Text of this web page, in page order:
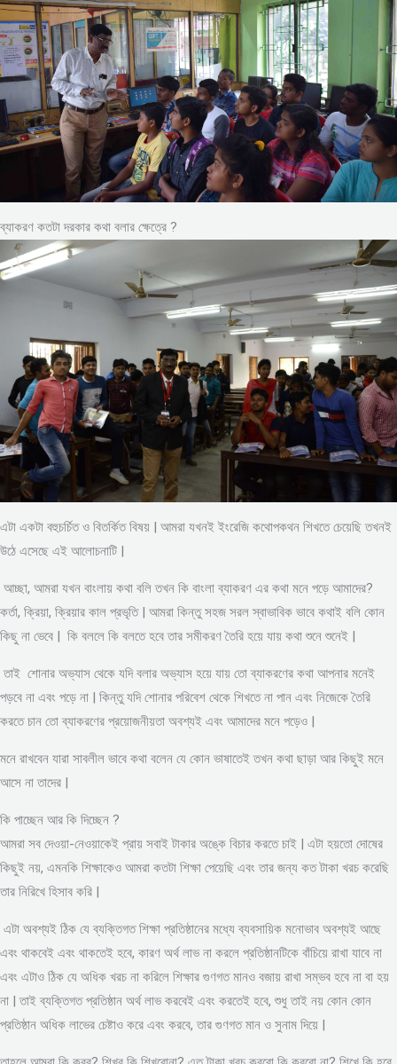
ব্যাকরণ কতটা দরকার কথা বলার ক্ষেত্রে ?
এটা একটা বহুচর্চিত ও বিতর্কিত বিষয় | আমরা যখনই ইংরেজি কথোপকথন শিখতে চেয়েছি তখনই
উঠে এসেছে এই আলোচনাটি |
আচ্ছা, আমরা যখন বাংলায় কথা বলি তখন কি বাংলা ব্যাকরণ এর কথা মনে পড়ে আমাদের?
কর্তা, ক্রিয়া, ক্রিয়ার কাল প্রভৃতি | আমরা কিন্তু সহজ সরল স্বাভাবিক ভাবে কথাই বলি কোন
কিছু না ভেবে | কি বললে কি বলতে হবে তার সমীকরণ তৈরি হয়ে যায় কথা শুনে শুনেই |
তাই শোনার অভ্যাস থেকে যদি বলার অভ্যাস হয়ে যায় তো ব্যাকরণের কথা আপনার মনেই
পড়বে না এবং পড়ে না | কিন্তু যদি শোনার পরিবেশ থেকে শিখতে না পান এবং নিজেকে তৈরি
করতে চান তো ব্যাকরণের প্রয়োজনীয়তা অবশ্যই এবং আমাদের মনে পড়েও |
মনে রাখবেন যারা সাবলীল ভাবে কথা বলেন যে কোন ভাষাতেই তখন কথা ছাড়া আর কিছুই মনে
আসে না তাদের |
কি পাচ্ছেন আর কি দিচ্ছেন ?
আমরা সব দেওয়া-নেওয়াকেই প্রায় সবাই টাকার অঙ্কে বিচার করতে চাই | এটা হয়তো দোষের
কিছুই নয়, এমনকি শিক্ষাকেও আমরা কতটা শিক্ষা পেয়েছি এবং তার জন্য কত টাকা খরচ করেছি
তার নিরিখে হিসাব করি |
এটা অবশ্যই ঠিক যে ব্যক্তিগত শিক্ষা প্রতিষ্ঠানের মধ্যে ব্যবসায়িক মনোভাব অবশ্যই আছে
এবং থাকবেই এবং থাকতেই হবে, কারণ অর্থ লাভ না করলে প্রতিষ্ঠানটিকে বাঁচিয়ে রাখা যাবে না
এবং এটাও ঠিক যে অধিক খরচ না করিলে শিক্ষার গুণগত মানও বজায় রাখা সম্ভব হবে না বা হয়
না | তাই ব্যক্তিগত প্রতিষ্ঠান অর্থ লাভ করবেই এবং করতেই হবে, শুধু তাই নয় কোন কোন
প্রতিষ্ঠান অধিক লাভের চেষ্টাও করে এবং করবে, তার গুণগত মান ও সুনাম দিয়ে |